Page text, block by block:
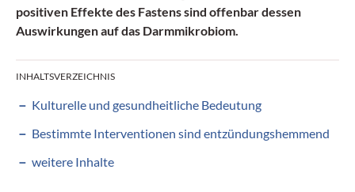
positiven Effekte des Fastens sind offenbar dessen
Auswirkungen auf das Darmmikrobiom.
INHALTSVERZEICHNIS
Kulturelle und gesundheitliche Bedeutung
Bestimmte Interventionen sind entzündungshemmend
weitere Inhalte